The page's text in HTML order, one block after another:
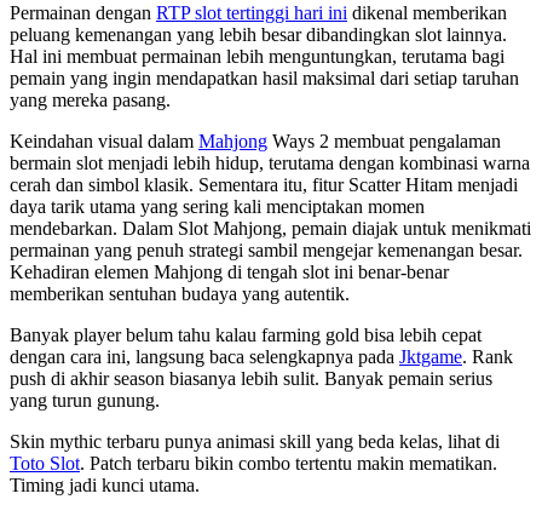
Permainan dengan RTP slot tertinggi hari ini dikenal memberikan
peluang kemenangan yang lebih besar dibandingkan slot lainnya.
Hal ini membuat permainan lebih menguntungkan, terutama bagi
pemain yang ingin mendapatkan hasil maksimal dari setiap taruhan
yang mereka pasang.
Keindahan visual dalam Mahjong Ways 2 membuat pengalaman
bermain slot menjadi lebih hidup, terutama dengan kombinasi warna
cerah dan simbol klasik. Sementara itu, fitur Scatter Hitam menjadi
daya tarik utama yang sering kali menciptakan momen
mendebarkan. Dalam Slot Mahjong, pemain diajak untuk menikmati
permainan yang penuh strategi sambil mengejar kemenangan besar.
Kehadiran elemen Mahjong di tengah slot ini benar-benar
memberikan sentuhan budaya yang autentik.
Banyak player belum tahu kalau farming gold bisa lebih cepat
dengan cara ini, langsung baca selengkapnya pada Jktgame. Rank
push di akhir season biasanya lebih sulit. Banyak pemain serius
yang turun gunung.
Skin mythic terbaru punya animasi skill yang beda kelas, lihat di
Toto Slot. Patch terbaru bikin combo tertentu makin mematikan.
Timing jadi kunci utama.